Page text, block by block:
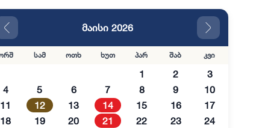
მაისი 2026
სამ ოთხ ხუთ პარ შაბ კვი
1 2
3
4
5 6 7 8 9
10
11
12 13 14 15 16
17
18
19 20 21 22 23
24